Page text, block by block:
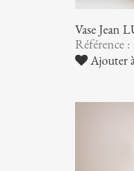
Vase Jean
Référence
Ajouter